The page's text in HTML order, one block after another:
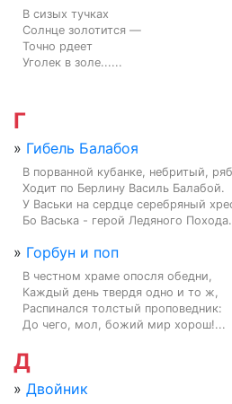
В сизых тучках
Солнце золотится —
Точно рдеет
Уголек в золе......
Г
» Гибель Балабоя
В порванной кубанке, небритый,
Ходит по Берлину Василь Балабой.
У Васьки на сердце серебряный
Бо Васька - герой Ледяного
» Горбун и поп
В честном храме опосля обедни,
Каждый день твердя одно и то ж,
Распинался толстый проповедник:
До чего, мол, божий мир хорош!...
Д
» Двойник